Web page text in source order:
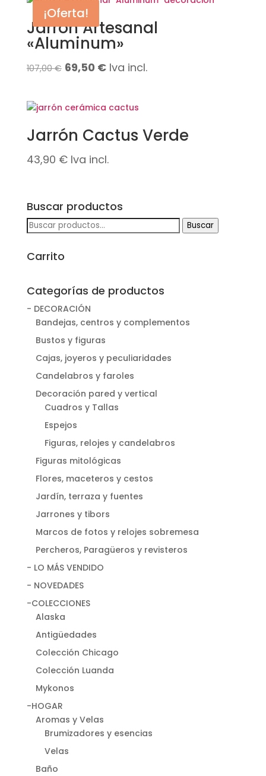
¡Oferta!
Jarrón Artesanal
«Aluminum»
107,00€ El
original
107,00 €.
69,50 €El
actual
69,50 €.
Iva incl.
Jarrón Cactus Verde
43,90 € Iva incl.
Buscar productos
Buscar
Buscar
Carrito
Categorías de productos
- DECORACIÓN
Bandejas, centros y complementos
Bustos y figuras
Cajas, joyeros y peculiaridades
Candelabros y faroles
Decoración pared y vertical
Cuadros y Tallas
Espejos
Figuras, relojes y candelabros
Figuras mitológicas
Flores, maceteros y cestos
Jardín, terraza y fuentes
Jarrones y tibors
Marcos de fotos y relojes sobremesa
Percheros, Paragüeros y revisteros
- LO MÁS VENDIDO
- NOVEDADES
-COLECCIONES
Alaska
Antigüedades
Colección Chicago
Colección Luanda
Mykonos
-HOGAR
Aromas y Velas
Brumizadores y esencias
Velas
Baño